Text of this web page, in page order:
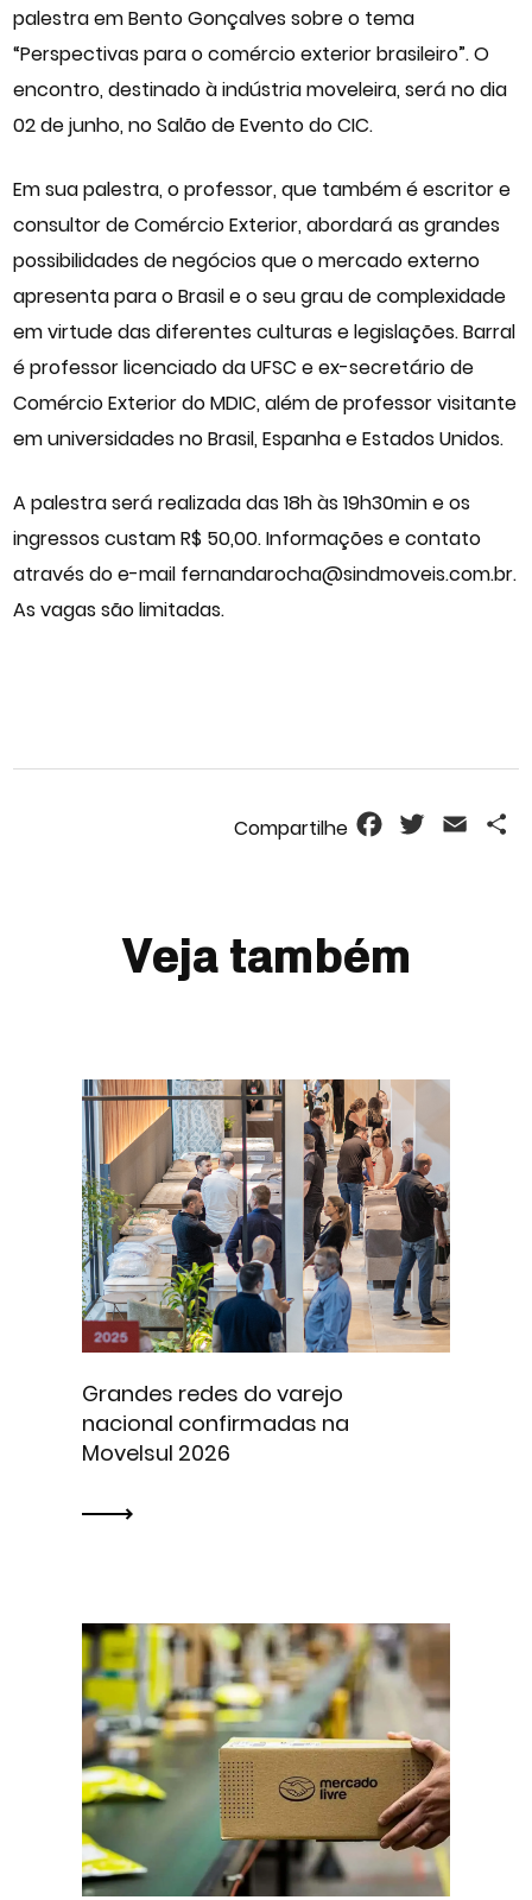
palestra em Bento Gonçalves sobre o tema
“Perspectivas para o comércio exterior brasileiro”. O
encontro, destinado à indústria moveleira, será no dia
02 de junho, no Salão de Evento do CIC.
Em sua palestra, o professor, que também é escritor e
consultor de Comércio Exterior, abordará as grandes
possibilidades de negócios que o mercado externo
apresenta para o Brasil e o seu grau de complexidade
em virtude das diferentes culturas e legislações. Barral
é professor licenciado da UFSC e ex-secretário de
Comércio Exterior do MDIC, além de professor visitante
em universidades no Brasil, Espanha e Estados Unidos.
A palestra será realizada das 18h às 19h30min e os
ingressos custam R$ 50,00. Informações e contato
através do e-mail fernandarocha@sindmoveis.com.br.
As vagas são limitadas.
FacebookTwitterEmail
Veja também
Grandes redes do varejo
nacional confirmadas na
Movelsul 2026